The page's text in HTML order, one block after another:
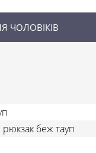
ЧОЛОВІКІВ
рюкзак беж тауп